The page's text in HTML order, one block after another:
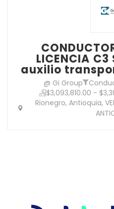
LICENCIA
auxilio
@ Gi Group
$3,093,810.00 -
Rionegro, Antioquia,